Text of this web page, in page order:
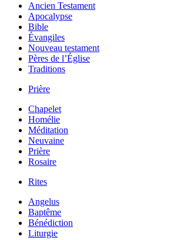
Ancien Testament
Apocalypse
Bible
Évangiles
Nouveau testament
Pères de l’Église
Traditions
Prière
Chapelet
Homélie
Méditation
Neuvaine
Prière
Rosaire
Rites
Angelus
Baptême
Bénédiction
Liturgie